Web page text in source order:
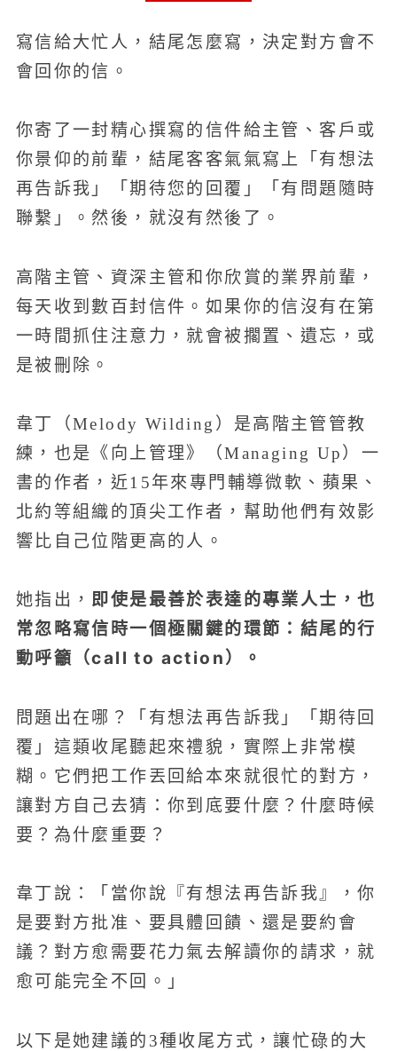
寫信給大忙人，結尾怎麼寫，決定對方會不
會回你的信。
你寄了一封精心撰寫的信件給主管、客戶或
你景仰的前輩，結尾客客氣氣寫上「有想法
再告訴我」「期待您的回覆」「有問題隨時
聯繫」。然後，就沒有然後了。
高階主管、資深主管和你欣賞的業界前輩，
每天收到數百封信件。如果你的信沒有在第
一時間抓住注意力，就會被擱置、遺忘，或
是被刪除。
韋丁（Melody Wilding）是高階主管管教
練，也是《向上管理》（Managing Up）一
書的作者，近15年來專門輔導微軟、蘋果、
北約等組織的頂尖工作者，幫助他們有效影
響比自己位階更高的人。
她指出， 即使是最善於表達的專業人士，也
常忽略寫信時一個極關鍵的環節：結尾的行
動呼籲（call to action）。
問題出在哪？「有想法再告訴我」「期待回
覆」這類收尾聽起來禮貌，實際上非常模
糊。它們把工作丟回給本來就很忙的對方，
讓對方自己去猜：你到底要什麼？什麼時候
要？為什麼重要？
韋丁說：「當你說『有想法再告訴我』，你
是要對方批准、要具體回饋、還是要約會
議？對方愈需要花力氣去解讀你的請求，就
愈可能完全不回。」
以下是她建議的3種收尾方式，讓忙碌的大